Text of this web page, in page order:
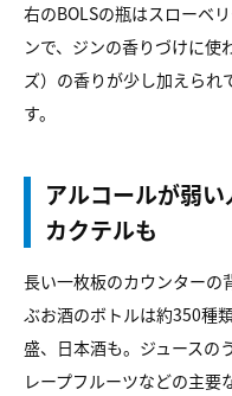
右のBOLSの瓶はスローベ
ンで、ジンの香りづけに使
ズ）の香りが少し加えられ
す。
アルコールが弱
カクテルも
長い一枚板のカウンターの
ぶお酒のボトルは約350種
盛、日本酒も。ジュースの
レープフルーツなどの主要